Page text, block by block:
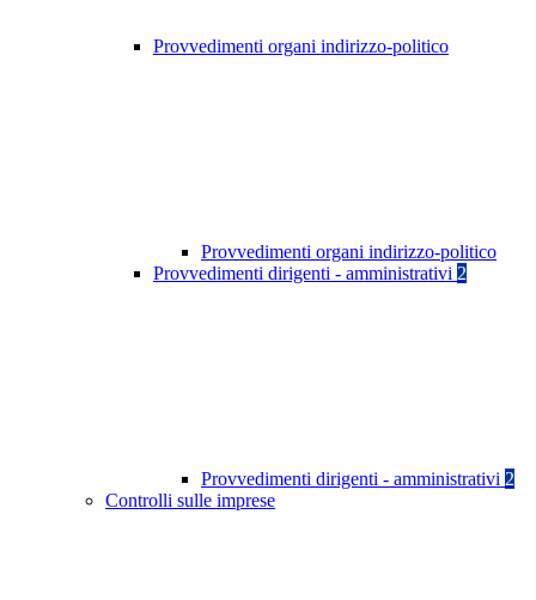
Provvedimenti organi indirizzo-politico
Provvedimenti organi indirizzo-politico
Provvedimenti dirigenti - amministrativi 2
Provvedimenti dirigenti - amministrativi 2
Controlli sulle imprese